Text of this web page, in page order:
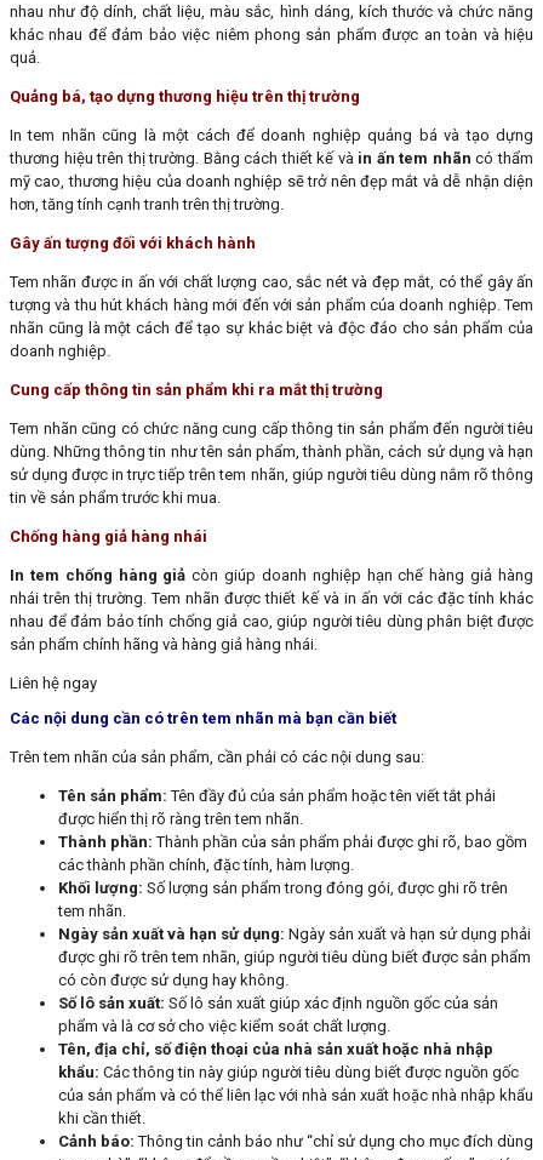
nhau như độ dính, chất liệu, màu sắc, hình dáng, kích thước và chức năng
khác nhau để đảm bảo việc niêm phong sản phẩm được an toàn và hiệu
quả.
Quảng bá, tạo dựng thương hiệu trên thị trường
In tem nhãn cũng là một cách để doanh nghiệp quảng bá và tạo dựng
thương hiệu trên thị trường. Bằng cách thiết kế và in ấn tem nhãn có thẩm
mỹ cao, thương hiệu của doanh nghiệp sẽ trở nên đẹp mắt và dễ nhận diện
hơn, tăng tính cạnh tranh trên thị trường.
Gây ấn tượng đối với khách hành
Tem nhãn được in ấn với chất lượng cao, sắc nét và đẹp mắt, có thể gây ấn
tượng và thu hút khách hàng mới đến với sản phẩm của doanh nghiệp. Tem
nhãn cũng là một cách để tạo sự khác biệt và độc đáo cho sản phẩm của
doanh nghiệp.
Cung cấp thông tin sản phẩm khi ra mắt thị trường
Tem nhãn cũng có chức năng cung cấp thông tin sản phẩm đến người tiêu
dùng. Những thông tin như tên sản phẩm, thành phần, cách sử dụng và hạn
sử dụng được in trực tiếp trên tem nhãn, giúp người tiêu dùng nắm rõ thông
tin về sản phẩm trước khi mua.
Chống hàng giả hàng nhái
In tem chống hàng giả còn giúp doanh nghiệp hạn chế hàng giả hàng
nhái trên thị trường. Tem nhãn được thiết kế và in ấn với các đặc tính khác
nhau để đảm bảo tính chống giả cao, giúp người tiêu dùng phân biệt được
sản phẩm chính hãng và hàng giả hàng nhái.
Liên hệ ngay
Các nội dung cần có trên tem nhãn mà bạn cần biết
Trên tem nhãn của sản phẩm, cần phải có các nội dung sau:
Tên sản phẩm: Tên đầy đủ của sản phẩm hoặc tên viết tắt phải
được hiển thị rõ ràng trên tem nhãn.
Thành phần: Thành phần của sản phẩm phải được ghi rõ, bao gồm
các thành phần chính, đặc tính, hàm lượng.
Khối lượng: Số lượng sản phẩm trong đóng gói, được ghi rõ trên
tem nhãn.
Ngày sản xuất và hạn sử dụng: Ngày sản xuất và hạn sử dụng phải
được ghi rõ trên tem nhãn, giúp người tiêu dùng biết được sản phẩm
có còn được sử dụng hay không.
Số lô sản xuất: Số lô sản xuất giúp xác định nguồn gốc của sản
phẩm và là cơ sở cho việc kiểm soát chất lượng.
Tên, địa chỉ, số điện thoại của nhà sản xuất hoặc nhà nhập
khẩu: Các thông tin này giúp người tiêu dùng biết được nguồn gốc
của sản phẩm và có thể liên lạc với nhà sản xuất hoặc nhà nhập khẩu
khi cần thiết.
Cảnh báo: Thông tin cảnh báo như “chỉ sử dụng cho mục đích dùng